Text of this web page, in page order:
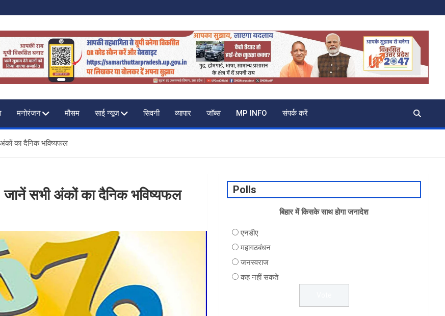
INDIA
मनोरंजन मौसम साई न्यूज सिवनी व्यापार जॉब्स MP INFO संपर्क करें
का दैनिक भविष्यफल
सभी अंकों का दैनिक भविष्यफल Polls
बिहार में किसके साथ होगा जनादेश
एनडीए
महागठबंधन
जनस्वराज
कह नहीं सकते